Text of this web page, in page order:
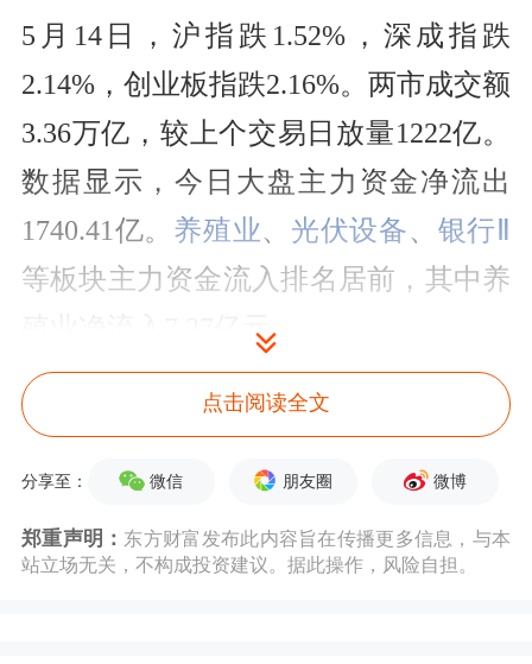
5月14日，沪指跌1.52%，深成指跌
2.14%，创业板指跌2.16%。两市成交额
3.36万亿，较上个交易日放量1222亿。
数据显示，今日大盘主力资金净流出
1740.41亿。 养殖业、 光伏设备、 银行Ⅱ
等板块主力资金流入排名居前，其中养
殖业净流入7.27亿元。
点击阅读全文
分享至： 微信 朋友圈 微博
郑重声明： 东方财富发布此内容旨在传播更多信息，与本
站立场无关，不构成投资建议。据此操作，风险自担。